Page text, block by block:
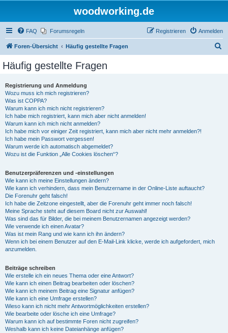
woodworking.de
FAQ Forumsregeln Anmelden
Registrieren
Foren-Übersicht Häufig gestellte Fragen
Häufig gestellte Fragen
Registrierung und Anmeldung
Wozu muss ich mich registrieren?
Was ist COPPA?
Warum kann ich mich nicht registrieren?
Ich habe mich registriert, kann mich aber nicht anmelden!
Warum kann ich mich nicht anmelden?
Ich habe mich vor einiger Zeit registriert, kann mich aber nicht mehr anmelden?!
Ich habe mein Passwort vergessen!
Warum werde ich automatisch abgemeldet?
Wozu ist die Funktion „Alle Cookies löschen“?
Benutzerpräferenzen und -einstellungen
Wie kann ich meine Einstellungen ändern?
Wie kann ich verhindern, dass mein Benutzername in der Online-Liste auftaucht?
Die Forenuhr geht falsch!
Ich habe die Zeitzone eingestellt, aber die Forenuhr geht immer noch falsch!
Meine Sprache steht auf diesem Board nicht zur Auswahl!
Was sind das für Bilder, die bei meinem Benutzernamen angezeigt werden?
Wie verwende ich einen Avatar?
Was ist mein Rang und wie kann ich ihn ändern?
Wenn ich bei einem Benutzer auf den E-Mail-Link klicke, werde ich aufgefordert, mich
anzumelden.
Beiträge schreiben
Wie erstelle ich ein neues Thema oder eine Antwort?
Wie kann ich einen Beitrag bearbeiten oder löschen?
Wie kann ich meinem Beitrag eine Signatur anfügen?
Wie kann ich eine Umfrage erstellen?
Wieso kann ich nicht mehr Antwortmöglichkeiten erstellen?
Wie bearbeite oder lösche ich eine Umfrage?
Warum kann ich auf bestimmte Foren nicht zugreifen?
Weshalb kann ich keine Dateianhänge anfügen?